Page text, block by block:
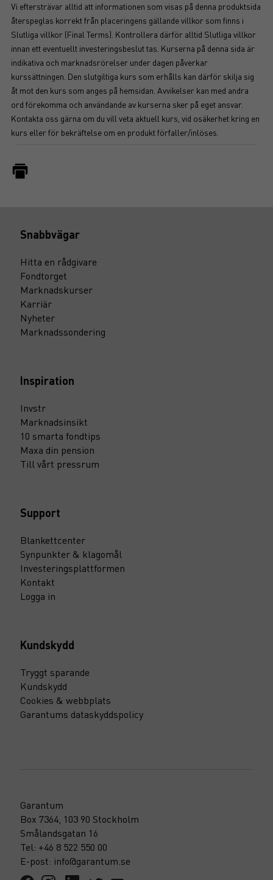
Vi eftersträvar alltid att informationen som visas på denna produktsida
återspeglas korrekt från placeringens gällande villkor som finns i
Slutliga villkor (Final Terms). Kontrollera därför alltid Slutliga villkor
innan ett eventuellt investeringsbeslut tas. Kurserna på denna sida är
indikativa och marknadsrörelser under dagen påverkar
kurssättningen. Den slutgiltiga kurs som erhålls kan därför skilja sig
åt mot den kurs som anges på hemsidan. Avvikelser kan med andra
ord förekomma och användande av kurserna sker på eget ansvar.
Kontakta oss gärna om du vill veta aktuell kurs, vid osäkerhet kring en
kurs eller för bekräftelse om en produkt förfaller/inlöses.
Snabbvägar
Hitta en rådgivare
Fondtorget
Marknadskurser
Karriär
Nyheter
Marknadssondering
Inspiration
Invstr
Marknadsinsikt
10 smarta fondtips
Maxa din pension
Till vårt pressrum
Support
Blankettcenter
Synpunkter & klagomål
Investeringsplattformen
Kontakt
Logga in
Kundskydd
Tryggt sparande
Kundskydd
Cookies & webbplats
Garantums dataskyddspolicy
Garantum
Box 7364, 103 90 Stockholm
Smålandsgatan 16
Tel: +46 8 522 550 00
E-post: info@garantum.se